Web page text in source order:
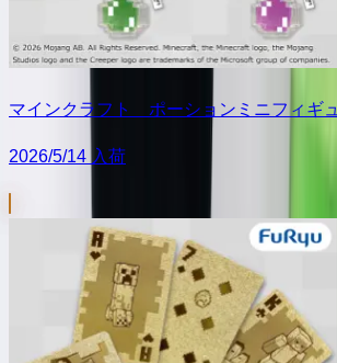
マインクラフト ポーションミニフィギ
2026/5/14 入荷